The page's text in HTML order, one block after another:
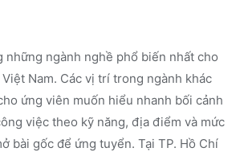
những ngành nghề phổ biến nhất cho
Nam. Các vị trí trong ngành khác
ứng viên muốn hiểu nhanh bối cảnh
việc theo kỹ năng, địa điểm và mức
bài gốc để ứng tuyển. Tại TP. Hồ Chí